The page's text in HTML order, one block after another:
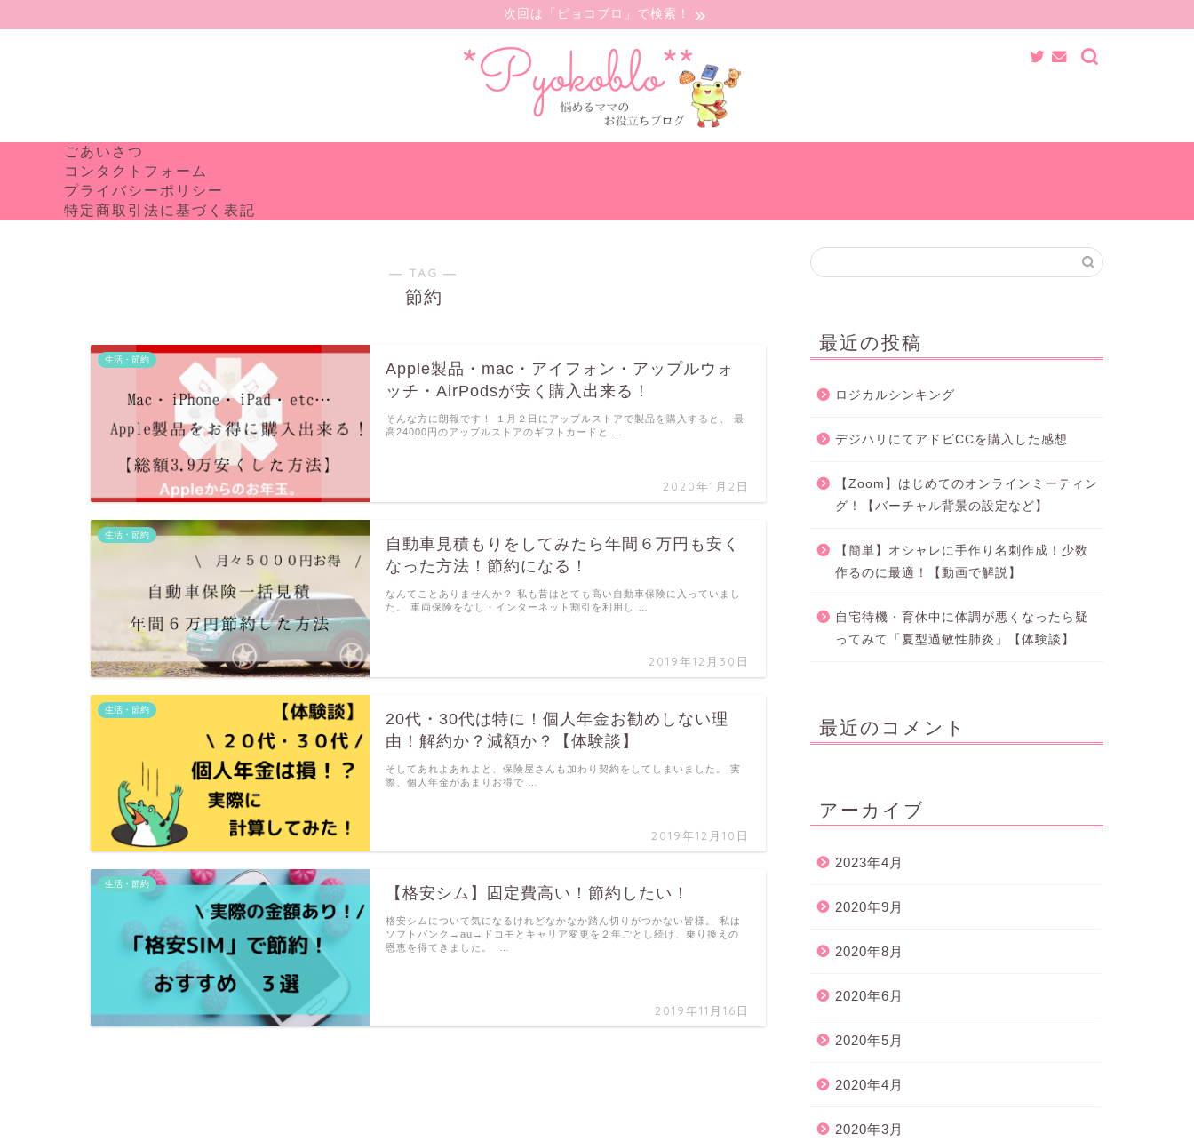
次回は「ピョコブロ」で検索！
ごあいさつ
コンタクトフォーム
プライバシーポリシー
特定商取引法に基づく表記
― TAG ―
節約
生活・節約
Apple製品・mac・アイフォン・アップルウォ
ッチ・AirPodsが安く購入出来る！
2020年1月2日
そんな方に朗報です！ １月２日にアップルストアで製品を購入すると、 最
高24000円のアップルストアのギフトカードと …
生活・節約
自動車見積もりをしてみたら年間６万円も安く
なった方法！節約になる！
2019年12月30日
なんてことありませんか？ 私も昔はとても高い自動車保険に入っていまし
た。 車両保険をなし・インターネット割引を利用し …
生活・節約
20代・30代は特に！個人年金お勧めしない理
由！解約か？減額か？【体験談】
2019年12月10日
そしてあれよあれよと、保険屋さんも加わり契約をしてしまいました。 実
際、個人年金があまりお得で …
生活・節約
【格安シム】固定費高い！節約したい！
2019年11月16日
格安シムについて気になるけれどなかなか踏ん切りがつかない皆様。 私は
ソフトバンク→au→ドコモとキャリア変更を２年ごとし続け、乗り換えの
恩恵を得てきました。 …
最近の投稿
ロジカルシンキング
デジハリにてアドビCCを購入した感想
【Zoom】はじめてのオンラインミーティン
グ！【バーチャル背景の設定など】
【簡単】オシャレに手作り名刺作成！少数
作るのに最適！【動画で解説】
自宅待機・育休中に体調が悪くなったら疑
ってみて「夏型過敏性肺炎」【体験談】
最近のコメント
アーカイブ
2023年4月
2020年9月
2020年8月
2020年6月
2020年5月
2020年4月
2020年3月